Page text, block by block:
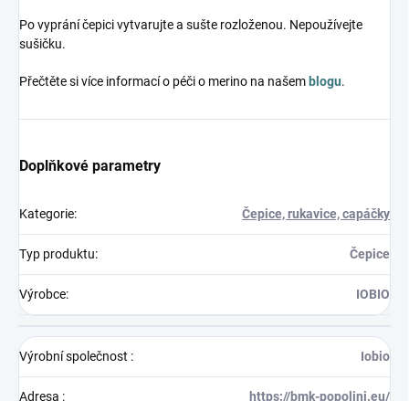
Po vyprání čepici vytvarujte a sušte rozloženou. Nepoužívejte
sušičku.
Přečtěte si více informací o péči o merino na našemblogu.
Doplňkové parametry
Kategorie: Čepice, rukavice, capáčky
Typ produktu: Čepice
Výrobce: IOBIO
Výrobní společnost : Iobio
Adresa : https://bmk-popolini.eu/